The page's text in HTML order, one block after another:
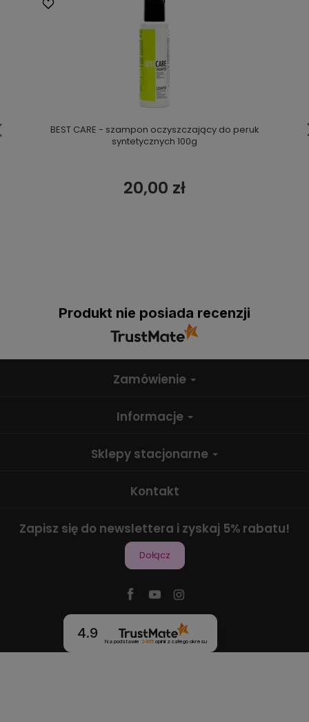
BEST CARE - szampon oczyszczający do peruk
syntetycznych 100g
20,00 zł
Produkt nie posiada recenzji
Zamówienie
Informacje
Sklepy stacjonarne
Kontakt
Zapisz się do newslettera i zyskaj 5% rabatu!
Dołącz
4.9
Na podstawie 2465opinii z całego okresu